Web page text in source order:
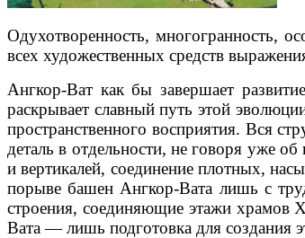
Одухотворенность, многогранность,
всех художественных средств
Ангкор-Ват как бы завершает
раскрывает славный путь этой
пространственного восприятия. Вся
деталь в отдельности, не говоря уже
и вертикалей, соединение плотных,
порыве башен Ангкор-Вата лишь с
строения, соединяющие этажи храмов
Вата — лишь подготовка для создания